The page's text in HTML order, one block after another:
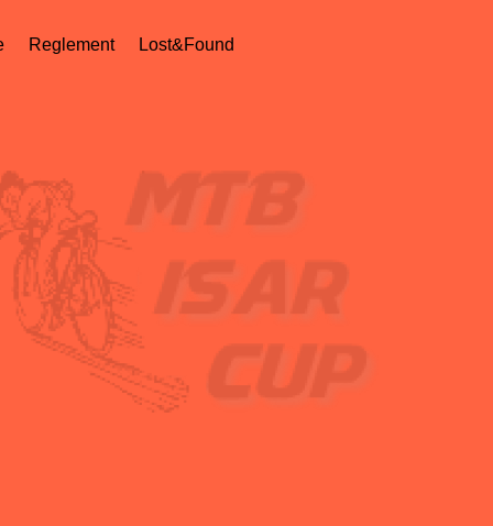
Reglement Lost&Found